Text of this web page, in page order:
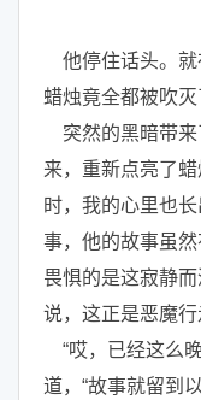
他停住话头。就
蜡烛竟全都被吹灭
突然的黑暗带来
来，重新点亮了
时，我的心里也
事，他的故事虽
畏惧的是这寂静
说，这正是恶魔行
“哎，已经这么
道，“故事就留到